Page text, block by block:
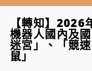
【轉知】2026
機器人國內及
迷宮」、「競
鼠」